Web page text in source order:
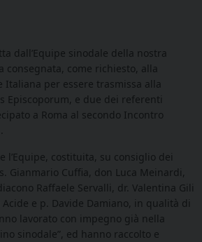
dall’Equipe sinodale della nostra
consegnata, come richiesto, alla
Italiana per essere trasmissa alla
Episcoporum, e due dei referenti
a Roma al secondo Incontro
l’Equipe, costituita, su consiglio dei
Gianmario Cuffia, don Luca Meinardi,
Raffaele Servalli, dr. Valentina Gili
e p. Davide Damiano, in qualità di
lavorato con impegno già nella
sinodale”, ed hanno raccolto e